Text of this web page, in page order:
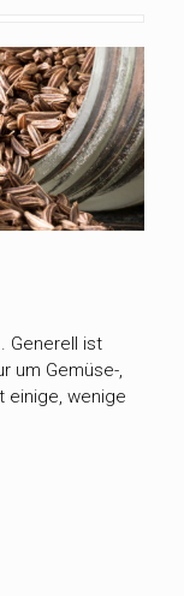
Generell ist
um Gemüse-,
einige, wenige